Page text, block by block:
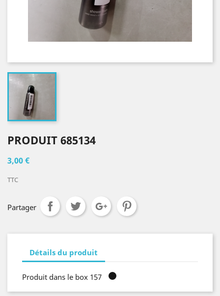
PRODUIT 685134
3,00 €
TTC
Partager
Détails du produit
Produit dans le box 157